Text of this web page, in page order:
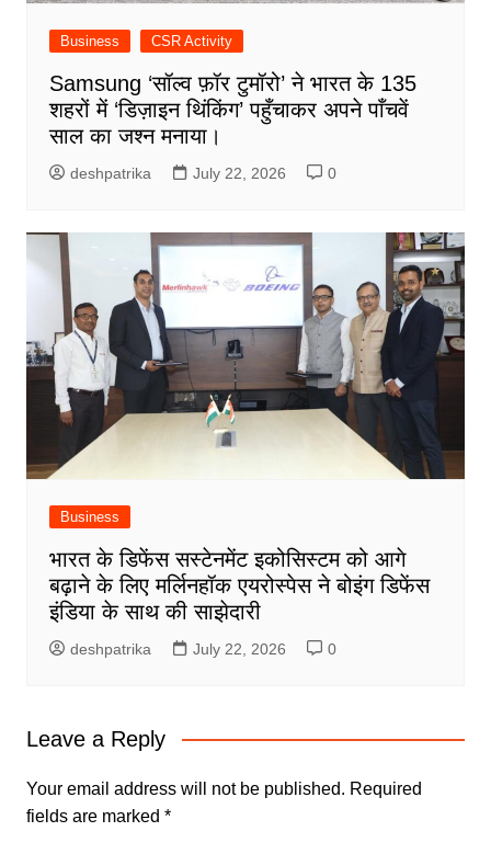
Business CSR Activity
Samsung ‘सॉल्व फ़ॉर टुमॉरो’ ने भारत के 135
शहरों में ‘डिज़ाइन थिंकिंग’ पहुँचाकर अपने पाँचवें
साल का जश्न मनाया।
deshpatrika July 22, 2026 0
Business
भारत के डिफेंस सस्टेनमेंट इकोसिस्टम को आगे
बढ़ाने के लिए मर्लिनहॉक एयरोस्पेस ने बोइंग डिफेंस
इंडिया के साथ की साझेदारी
deshpatrika July 22, 2026 0
Leave a Reply
Your email address will not be published. Required
fields are marked *